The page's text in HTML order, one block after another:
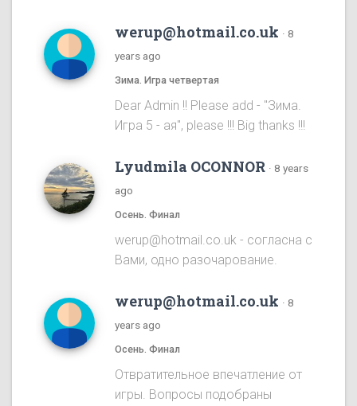
werup@hotmail.co.uk · 8
years ago
Зима. Игра четвертая
Dear Admin !! Please add - "Зима.
Игра 5 - ая", please !!! Big thanks !!!
Lyudmila OCONNOR · 8 years
ago
Осень. Финал
werup@hotmail.co.uk - согласна с
Вами, одно разочарование.
werup@hotmail.co.uk · 8
years ago
Осень. Финал
Отвратительное впечатление от
игры. Вопросы подобраны